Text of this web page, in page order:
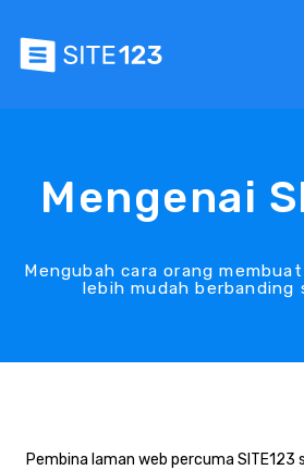
Mengenai
Mengubah cara orang
lebih mudah berbanding
Pembina laman web percuma